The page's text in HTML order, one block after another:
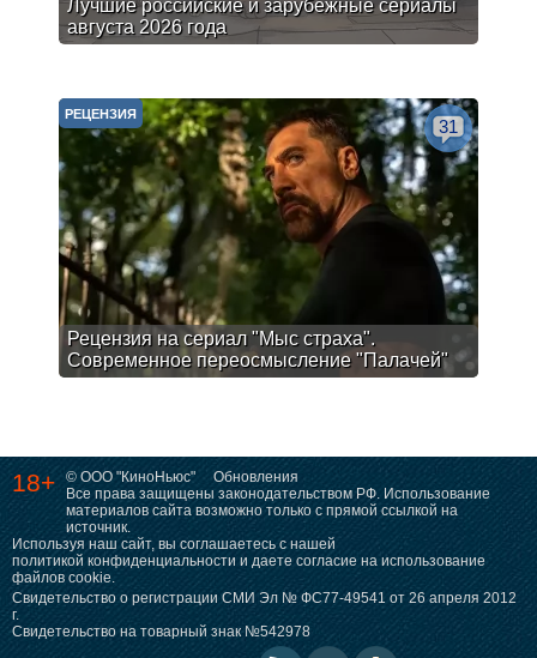
Лучшие российские и зарубежные сериалы
августа 2026 года
Рецензия на сериал "Мыс страха".
Современное переосмысление "Палачей"
РЕЦЕНЗИЯ
31
18+ © ООО "КиноНьюс"
Обновления
Все права защищены законодательством РФ. Использование
материалов сайта возможно только с прямой ссылкой на
источник.
Используя наш сайт, вы соглашаетесь с нашей
политикой конфиденциальности и даете согласие на использование
файлов cookie.
Свидетельство о регистрации СМИ Эл № ФС77-49541 от 26 апреля 2012
г.
Свидетельство на товарный знак №542978